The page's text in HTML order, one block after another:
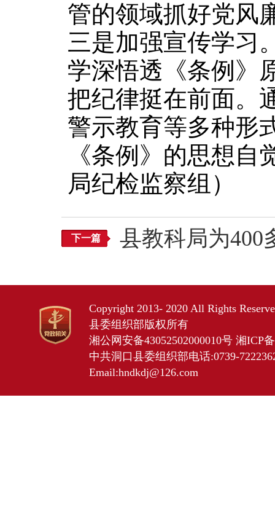
管的领域抓好党风
三是加强宣传学习
学深悟透《条例》
把纪律挺在前面。
警示教育等多种形
《条例》的思想
局纪检监察组）
下一篇 县教科局为400
Copyright 2013- 2020 All Rights
县委组织部版权所有
湘公网安备43052502000010号 湘ICP
中共洞口县委组织部电话:0739-
Email:hndkdj@126.com